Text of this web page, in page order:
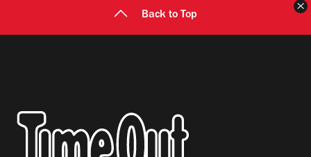
Back to Top